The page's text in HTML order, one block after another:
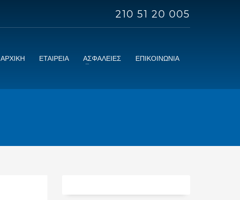
210 51 20 005
ΑΡΧΙΚΗ ΕΤΑΙΡΕΙΑ ΑΣΦΑΛΕΙΕΣ ΕΠΙΚΟΙΝΩΝΙΑ